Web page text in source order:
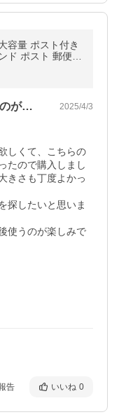
容量 ポスト付き
ド ポスト 郵便
ラグラス ヤマソ
ポストと宅配ボックスが一緒のものが欲し… 2025/4/3
しくて、こちらの
たので購入しまし
きさも丁度よかっ
探したいと思いま
使うのが楽しみで
告 いいね 0